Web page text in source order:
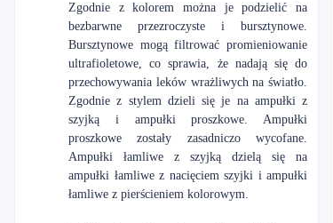
Zgodnie z kolorem można je podzielić na
bezbarwne przezroczyste i bursztynowe.
Bursztynowe mogą filtrować promieniowanie
ultrafioletowe, co sprawia, że nadają się do
przechowywania leków wrażliwych na światło.
Zgodnie z stylem dzieli się je na ampułki z
szyjką i ampułki proszkowe. Ampułki
proszkowe zostały zasadniczo wycofane.
Ampułki łamliwe z szyjką dzielą się na
ampułki łamliwe z nacięciem szyjki i ampułki
łamliwe z pierścieniem kolorowym.